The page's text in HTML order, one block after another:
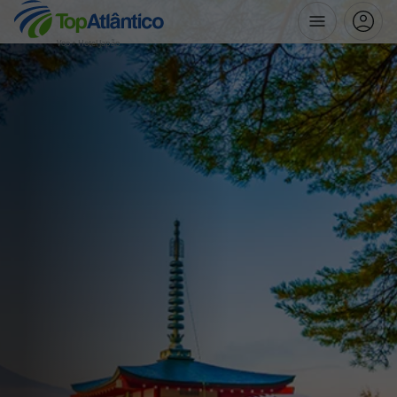
Voo + Hotel Japão
Disneyland ® Paris
Escapadinhas